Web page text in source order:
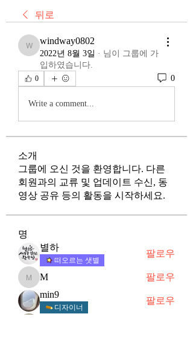
뒤로
windway0802
windway0802
2022년 8월 3일 · 님이 그룹에 가
입하였습니다.
0 0
Write a comment...
소개
그룹에 오신 것을 환영합니다. 다른
회원과의 교류 및 업데이트 수신, 동
영상 공유 등의 활동을 시작하세요.
명
별하
떠오르는 샛별
팔로우
M
M
팔로우
min9
디자이너
팔로우